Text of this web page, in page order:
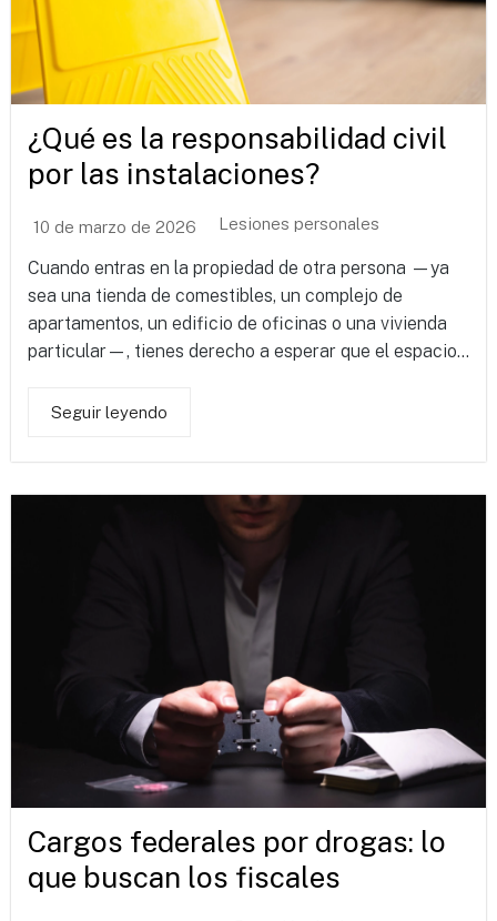
¿Qué es la responsabilidad civil
por las instalaciones?
10 de marzo de 2026 Lesiones personales
Cuando entras en la propiedad de otra persona —ya
sea una tienda de comestibles, un complejo de
apartamentos, un edificio de oficinas o una vivienda
particular—, tienes derecho a esperar que el espacio...
Seguir leyendo
Cargos federales por drogas: lo
que buscan los fiscales